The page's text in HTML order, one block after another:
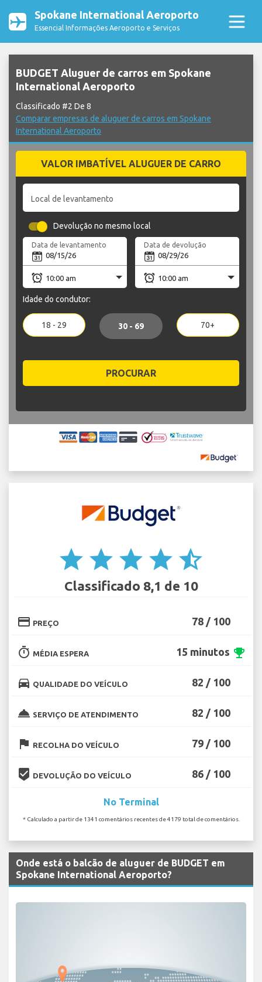
Spokane International Aeroporto
Essencial Informações Aeroporto e Serviços
BUDGET Aluguer de carros em Spokane
International Aeroporto
Classificado #2 De 8
Comparar empresas de aluguer de carros em Spokane
International Aeroporto
VALOR IMBATÍVEL ALUGUER DE CARRO
Local de levantamento
Devolução no mesmo local
Data de levantamento Data de devolução
Idade do condutor:
18 - 29 30 - 69 70+
PROCURAR
star star star star star_half
Classificado 8,1 de 10
credit_card PREÇO 78 / 100
timer MÉDIA ESPERA 15 minutos emoji_events
directions_car QUALIDADE DO VEÍCULO 82 / 100
room_service SERVIÇO DE ATENDIMENTO 82 / 100
flag RECOLHA DO VEÍCULO 79 / 100
beenhere DEVOLUÇÃO DO VEÍCULO 86 / 100
No Terminal
* Calculado a partir de 1341 comentários recentes de 4179 total de comentários.
Onde está o balcão de aluguer de BUDGET em
Spokane International Aeroporto?